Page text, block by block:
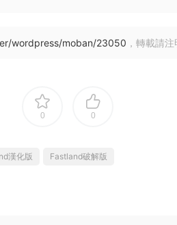
wordpress/moban/23050 ，轉載請注
0 0
漢化版 Fastland破解版